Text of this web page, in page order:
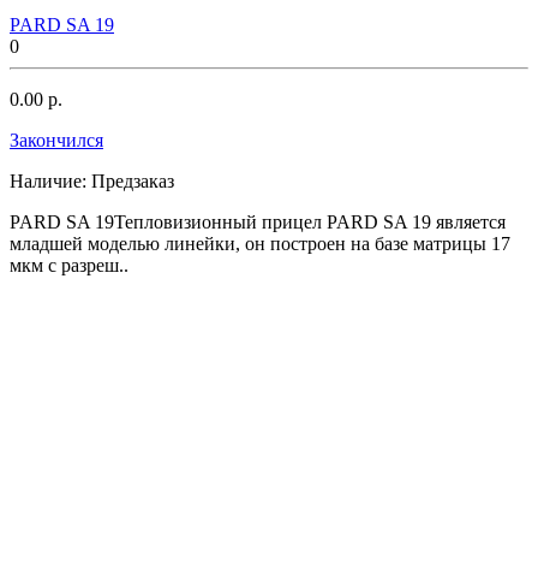
PARD SA 19
0
0.00 р.
Закончился
Наличие: Предзаказ
PARD SA 19Тепловизионный прицел PARD SA 19 является
младшей моделью линейки, он построен на базе матрицы 17
мкм с разреш..